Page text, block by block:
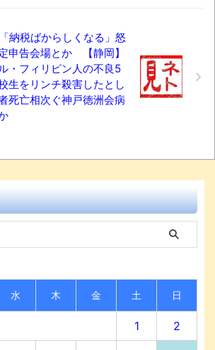
納税ばからしくなる」怒
申告会場とか 【静岡】
・フィリピン人の不良5
生をリンチ殺害したとし
亡相次ぐ神戸徳洲会病
水 木 金 土 日
1 2